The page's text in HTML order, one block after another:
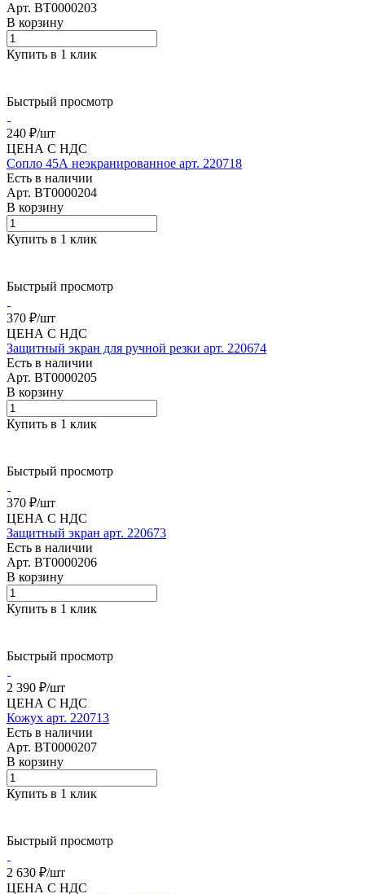
Арт. BT0000203
В корзину
Купить в 1 клик
Быстрый просмотр
240 ₽/шт
ЦЕНА С НДС
Сопло 45А неэкранированное арт. 220718
Есть в наличии
Арт. BT0000204
В корзину
Купить в 1 клик
Быстрый просмотр
370 ₽/шт
ЦЕНА С НДС
Защитный экран для ручной резки арт. 220674
Есть в наличии
Арт. BT0000205
В корзину
Купить в 1 клик
Быстрый просмотр
370 ₽/шт
ЦЕНА С НДС
Защитный экран арт. 220673
Есть в наличии
Арт. BT0000206
В корзину
Купить в 1 клик
Быстрый просмотр
2 390 ₽/шт
ЦЕНА С НДС
Кожух арт. 220713
Есть в наличии
Арт. BT0000207
В корзину
Купить в 1 клик
Быстрый просмотр
2 630 ₽/шт
ЦЕНА С НДС